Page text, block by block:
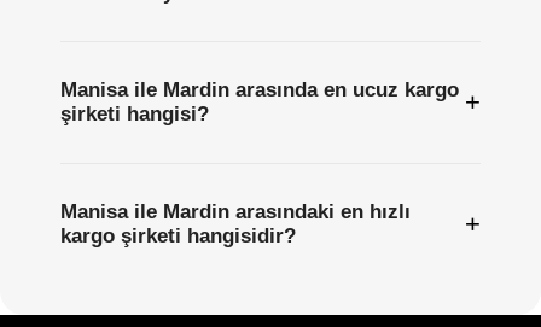
Manisa ile Mardin arasında en ucuz kargo
şirketi hangisi?
+
Manisa ile Mardin arasındaki en hızlı
kargo şirketi hangisidir?
+